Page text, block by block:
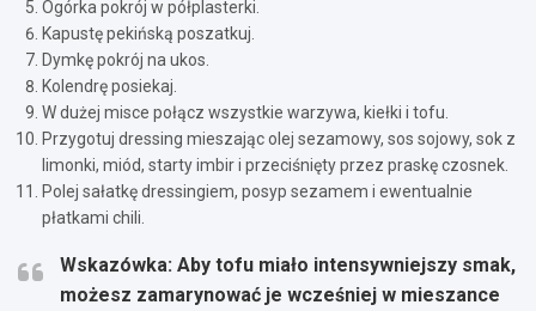
Ogórka pokrój w półplasterki.
Kapustę pekińską poszatkuj.
Dymkę pokrój na ukos.
Kolendrę posiekaj.
W dużej misce połącz wszystkie warzywa, kiełki i tofu.
Przygotuj dressing mieszając olej sezamowy, sos sojowy, sok z
limonki, miód, starty imbir i przeciśnięty przez praskę czosnek.
Polej sałatkę dressingiem, posyp sezamem i ewentualnie
płatkami chili.
Wskazówka: Aby tofu miało intensywniejszy smak,
możesz zamarynować je wcześniej w mieszance